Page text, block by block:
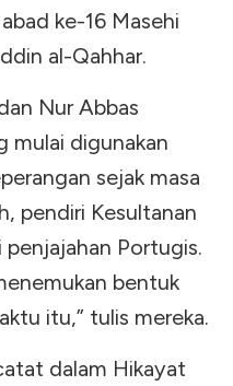
ke-16 Masehi
al-Qahhar.
Nur Abbas
mulai digunakan
sejak masa
pendiri Kesultanan
Portugis.
bentuk
itu,” tulis mereka.
dalam Hikayat